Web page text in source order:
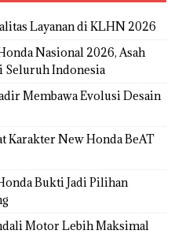
Layanan di KLHN 2026
Nasional 2026, Asah
Seluruh Indonesia
Membawa Evolusi Desain
Karakter New Honda BeAT
Bukti Jadi Pilihan
Motor Lebih Maksimal